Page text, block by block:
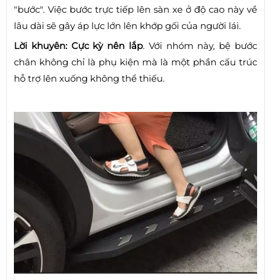
"bước". Việc bước trực tiếp lên sàn xe ở độ cao này về
lâu dài sẽ gây áp lực lớn lên khớp gối của người lái.
Lời khuyên: Cực kỳ nên lắp. Với nhóm này, bệ bước
chân không chỉ là phụ kiện mà là một phần cấu trúc
hỗ trợ lên xuống không thể thiếu.